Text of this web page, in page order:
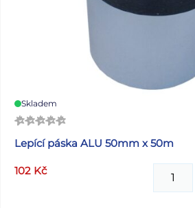
Skladem
Lepící páska ALU 50mm x 50m
102 Kč